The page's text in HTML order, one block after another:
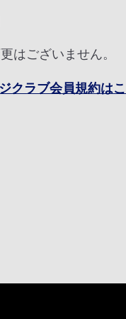
はございません。
クラブ会員規約は